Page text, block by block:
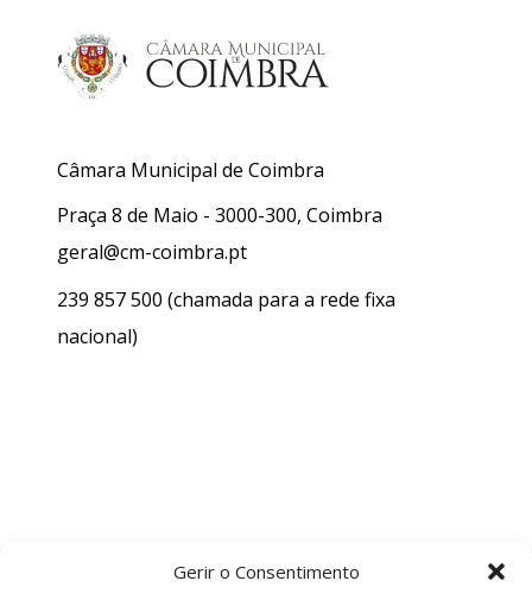
Gerir o Consentimento
Câmara Municipal de Coimbra
Praça 8 de Maio - 3000-300, Coimbra
geral@cm-coimbra.pt
239 857 500 (chamada para a rede fixa
nacional)